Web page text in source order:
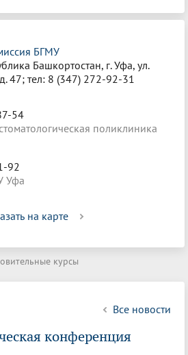
БГМУ
Башкортостан, г. Уфа, ул.
47; тел: 8 (347) 272-92-31
54
поликлиника
92
Уфа
на карте
курсы
Все новости
конференция